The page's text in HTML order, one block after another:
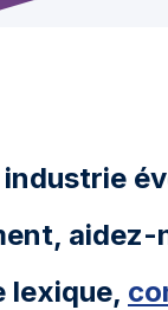
aidez-
lexique,